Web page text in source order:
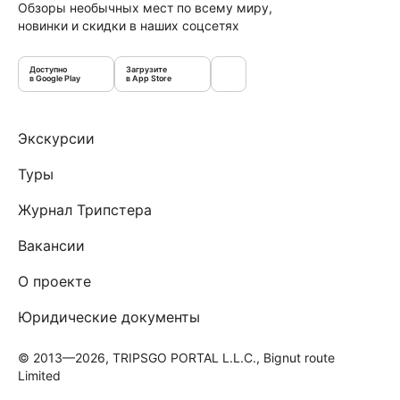
Обзоры необычных мест по всему миру,
новинки и скидки в наших соцсетях
Доступно
в Google Play
Загрузите
в App Store
Экскурсии
Туры
Журнал Трипстера
Вакансии
О проекте
Юридические документы
© 2013—2026, TRIPSGO PORTAL L.L.C., Bignut route
Limited